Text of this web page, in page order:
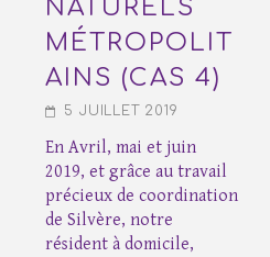
NATURELS
MÉTROPOLIT
AINS (CAS 4)
5 JUILLET 2019
En Avril, mai et juin
2019, et grâce au travail
précieux de coordination
de Silvère, notre
résident à domicile,